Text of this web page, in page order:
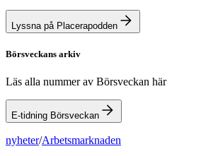
Lyssna på Placerapodden
Börsveckans arkiv
Läs alla nummer av Börsveckan här
E-tidning Börsveckan
nyheter/Arbetsmarknaden